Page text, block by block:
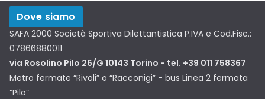
Dove siamo
SAFA 2000 Società Sportiva Dilettantistica P.IVA e Cod.Fisc.:
07866880011
via Rosolino Pilo 26/G 10143 Torino - tel. +39 011 758367
Metro fermate “Rivoli” o “Racconigi” - bus Linea 2 fermata
“Pilo”